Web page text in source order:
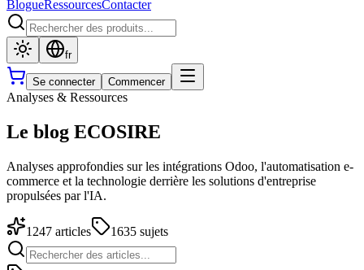
BlogueRessourcesContacter
fr
Se connecter Commencer
Analyses & Ressources
Le blog ECOSIRE
Analyses approfondies sur les intégrations Odoo, l'automatisation e-
commerce et la technologie derrière les solutions d'entreprise
propulsées par l'IA.
1247 articles 1635 sujets